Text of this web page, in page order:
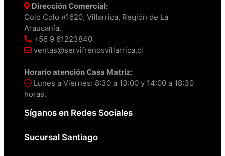
Dirección Comercial:
Colo Colo #1620, Villarrica, Región de La
Araucanía.
+56 9 61223840
ventas@servifrenosvillarrica.cl
Horario atención Casa Matriz:
Lunes a Viernes: 8:30 a 13:00 y 14:00 a 18:30
horas.
Síganos en Redes Sociales
Sucursal Santiago